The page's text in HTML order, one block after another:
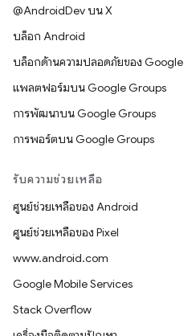
@AndroidDev บน X
บล็อก Android
บล็อกด้านความปลอดภัยของ Google
แพลตฟอร์มบน Google Groups
การพัฒนาบน Google Groups
การพอร์ตบน Google Groups
รับความช่วยเหลือ
ศูนย์ช่วยเหลือของ Android
ศูนย์ช่วยเหลือของ Pixel
www.android.com
Google Mobile Services
Stack Overflow